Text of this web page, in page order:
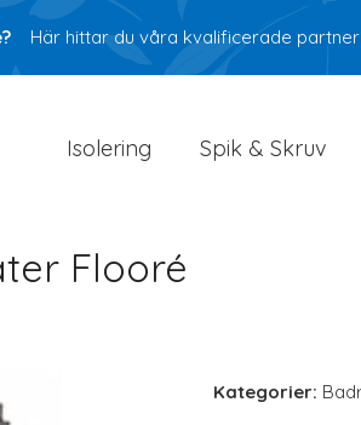
Här hittar du våra kvalificerade
Isolering Spik & Skruv
Flooré
Kategorier: